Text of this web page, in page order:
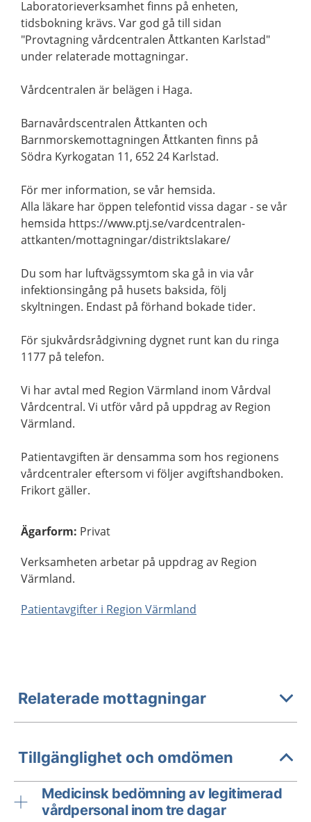
Laboratorieverksamhet finns på enheten,
tidsbokning krävs. Var god gå till sidan
"Provtagning vårdcentralen Åttkanten Karlstad"
under relaterade mottagningar.
Vårdcentralen är belägen i Haga.
Barnavårdscentralen Åttkanten och
Barnmorskemottagningen Åttkanten finns på
Södra Kyrkogatan 11, 652 24 Karlstad.
För mer information, se vår hemsida.
Alla läkare har öppen telefontid vissa dagar - se vår
hemsida https://www.ptj.se/vardcentralen-
attkanten/mottagningar/distriktslakare/
Du som har luftvägssymtom ska gå in via vår
infektionsingång på husets baksida, följ
skyltningen. Endast på förhand bokade tider.
För sjukvårdsrådgivning dygnet runt kan du ringa
1177 på telefon.
Vi har avtal med Region Värmland inom Vårdval
Vårdcentral. Vi utför vård på uppdrag av Region
Värmland.
Patientavgiften är densamma som hos regionens
vårdcentraler eftersom vi följer avgiftshandboken.
Frikort gäller.
Ägarform: Privat
Verksamheten arbetar på uppdrag av Region
Värmland.
Patientavgifter i Region Värmland
Relaterade mottagningar
Tillgänglighet och omdömen
Medicinsk bedömning av legitimerad
vårdpersonal inom tre dagar